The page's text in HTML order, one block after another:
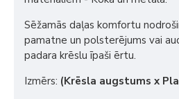
Sēžamās daļas komfortu
pamatne un polsterējums vai
padara krēslu īpaši ērtu.
Izmērs: (Krēsla augstums x